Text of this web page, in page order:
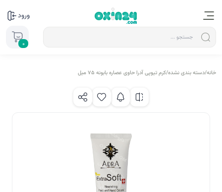
ورود
0
خانه/دسته بندی نشده/کرم تیوپی آدرا حاوی عصاره بابونه 75 میل